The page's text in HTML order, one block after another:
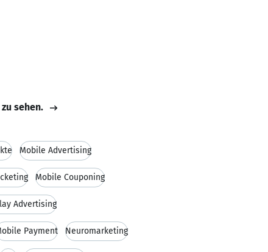
sehen.
Mobile Advertising
Mobile Couponing
Advertising
Payment Neuromarketing